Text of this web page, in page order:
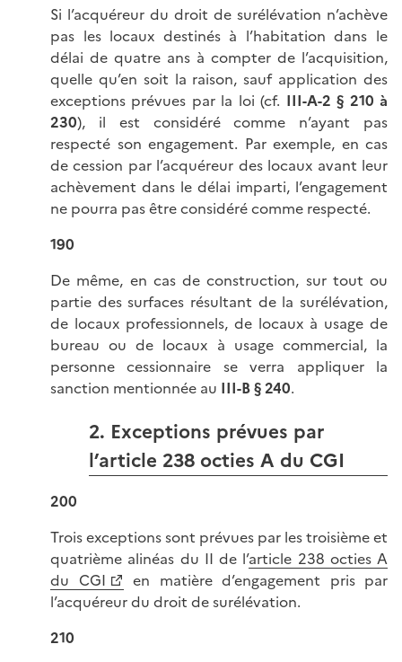
Si l’acquéreur du droit de surélévation n’achève
pas les locaux destinés à l’habitation dans le
délai de quatre ans à compter de l’acquisition,
quelle qu’en soit la raison, sauf application des
exceptions prévues par la loi (cf. III-A-2 § 210 à
230), il est considéré comme n’ayant pas
respecté son engagement. Par exemple, en cas
de cession par l’acquéreur des locaux avant leur
achèvement dans le délai imparti, l’engagement
ne pourra pas être considéré comme respecté.
190
De même, en cas de construction, sur tout ou
partie des surfaces résultant de la surélévation,
de locaux professionnels, de locaux à usage de
bureau ou de locaux à usage commercial, la
personne cessionnaire se verra appliquer la
sanction mentionnée au III-B § 240.
2. Exceptions prévues par
l’article 238 octies A du CGI
200
Trois exceptions sont prévues par les troisième et
quatrième alinéas du II de l’article 238 octies A
du CGI
en matière d’engagement pris par
l’acquéreur du droit de surélévation.
210